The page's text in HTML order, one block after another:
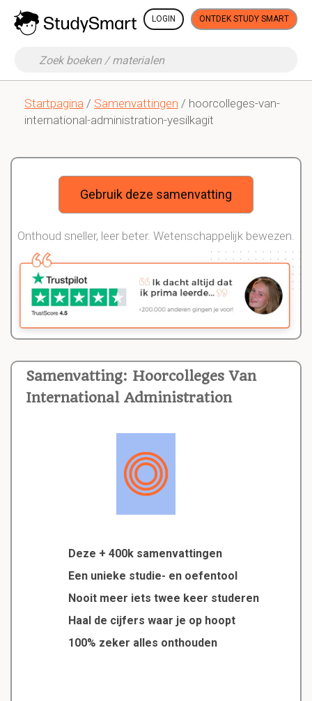
LOGIN ONTDEK STUDY SMART
Startpagina / Samenvattingen / hoorcolleges-van-
international-administration-yesilkagit
Samenvatting: Hoorcolleges Van
International Administration
Deze + 400k samenvattingen
Een unieke studie- en oefentool
Nooit meer iets twee keer studeren
Haal de cijfers waar je op hoopt
100% zeker alles onthouden
Gebruik deze samenvatting
Onthoud sneller, leer beter. Wetenschappelijk bewezen.